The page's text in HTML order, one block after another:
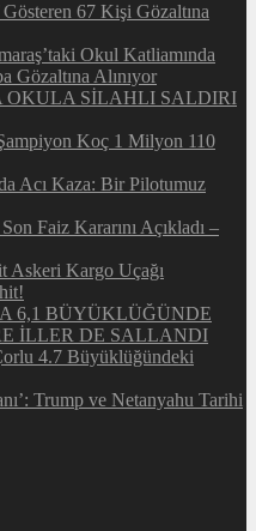
67 Kişi Gözaltına
Okul Katliamında
Gözaltına Alınıyor
OKULA SİLAHLI SALDIRI
Koç 1 Milyon 110
Acı Kaza: Bir Pilotumuz
Faiz Kararını Açıkladı –
Kargo Uçağı
6,1 BÜYÜKLÜĞÜNDE
İLLER DE SALLANDI
4.7 Büyüklüğündeki
Trump ve Netanyahu Tarihi